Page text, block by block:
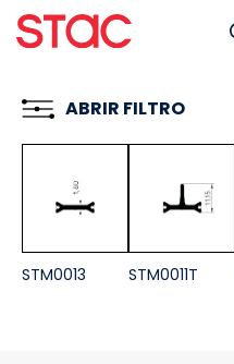
ABRIR FILTRO
STM0013 STM0011T